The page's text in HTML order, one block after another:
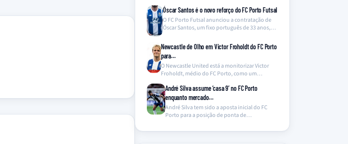
Óscar Santos é o novo reforço do FC Porto Futsal
O FC Porto Futsal anunciou a contratação de
Óscar Santos, um fixo português de 33 anos,…
Newcastle de Olho em Victor Froholdt do FC Porto
para…
O Newcastle United está a monitorizar Victor
Froholdt, médio do FC Porto, como um
André Silva assume ‘casa 9’ no FC Porto
enquanto mercado…
André Silva tem sido a aposta inicial do FC
Porto para a posição de ponta de…